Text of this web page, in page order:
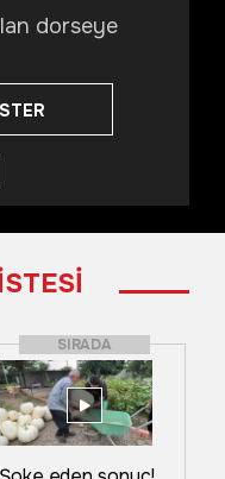
dorseye
SIRADA